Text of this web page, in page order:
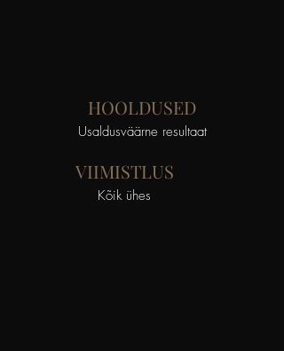
HOOLDUSED
Usaldusväärne resultaat
VÄRVID
Õrn kuid kauakestev tulemus
VIIMISTLUS
Kõik ühes